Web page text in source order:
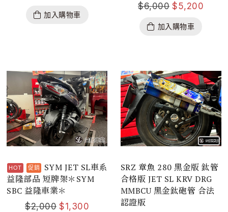
加入購物車
$6,000 $5,200
加入購物車
SYM JET SL車系
益隆部品 短牌架＊SYM
SBC 益隆車業＊
$2,000 $1,300
SRZ 章魚 280 黑金版 鈦管
合格版 JET SL KRV DRG
MMBCU 黑金鈦砲管 合法
認證版